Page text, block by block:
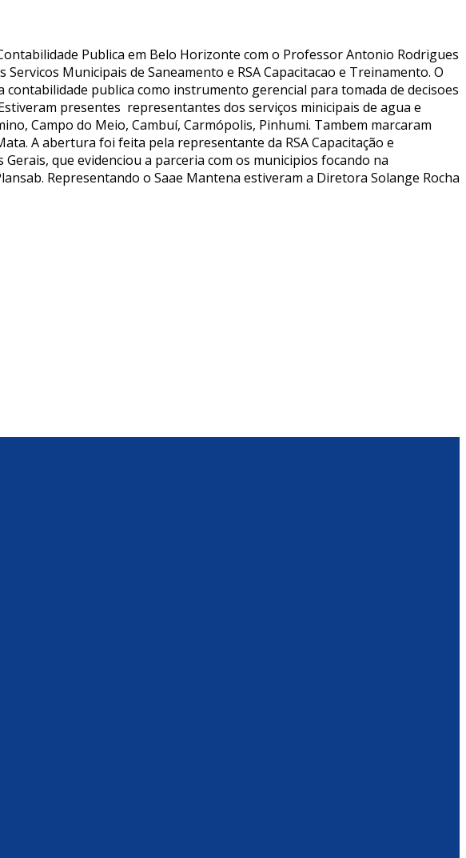
Publica em Belo Horizonte com o Professor Antonio Rodrigues
Municipais de Saneamento e RSA Capacitacao e Treinamento. O
publica como instrumento gerencial para tomada de decisoes
presentes representantes dos serviços minicipais de agua e
Campo do Meio, Cambuí, Carmópolis, Pinhumi. Tambem marcaram
A abertura foi feita pela representante da RSA Capacitação e
que evidenciou a parceria com os municipios focando na
Representando o Saae Mantena estiveram a Diretora Solange Rocha